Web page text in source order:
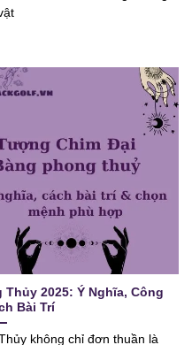
2025: Ý Nghĩa, Công
Bài Trí
không chỉ đơn thuần là